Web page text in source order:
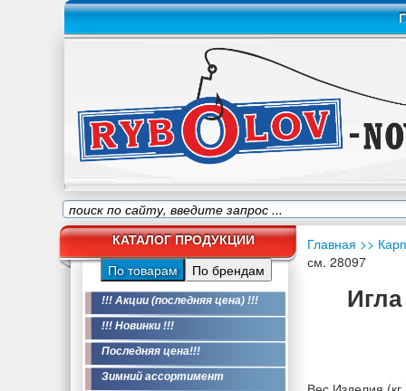
КАТАЛОГ ПРОДУКЦИИ
По товарам По брендам
!!! Акции (последняя цена) !!!
!!! Новинки !!!
Последняя цена!!!
Зимний ассортимент
Главная >>
см. 28097